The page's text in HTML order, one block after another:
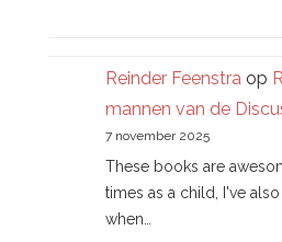
Reinder Feenstra op
mannen van de
7 november 2025
These books are
times as a child, I've
when…